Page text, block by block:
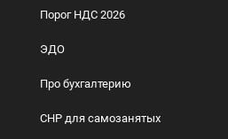
Порог НДС 2026
ЭДО
Про бухгалтерию
СНР для самозанятых